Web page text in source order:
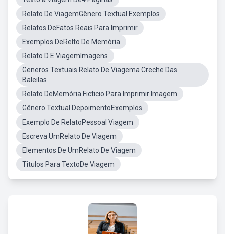
Relato De ViagemGênero Textual Exemplos
Relatos DeFatos Reais Para Imprimir
Exemplos DeRelto De Memória
Relato D E ViagemImagens
Generos Textuais Relato De Viagema Creche Das
Baleilas
Relato DeMemória Ficticio Para Imprimir Imagem
Gênero Textual DepoimentoExemplos
Exemplo De RelatoPessoal Viagem
Escreva UmRelato De Viagem
Elementos De UmRelato De Viagem
Titulos Para TextoDe Viagem